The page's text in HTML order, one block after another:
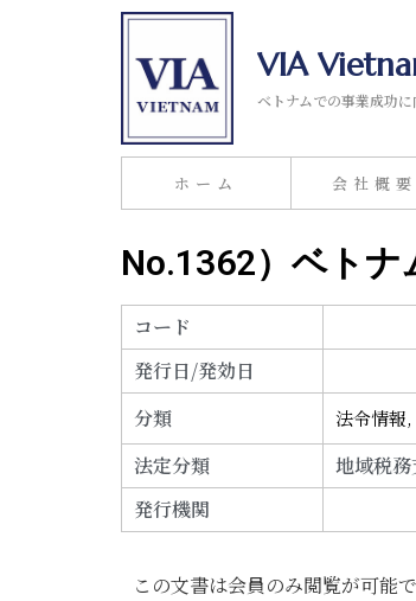
VIA
ベトナムでの事業成功
ホーム 会社概要
No.1362）ベトナ
コード
発行日/発効日
分類
法令情報,
法定分類
地域税務
発行機関
この文書は会員のみ閲覧が可能で